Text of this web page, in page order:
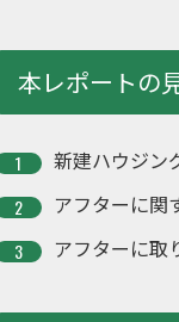
本レポートの
新建ハウジン
アフターに関
アフターに取